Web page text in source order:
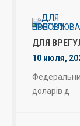
ДЛЯ
10 июля,
доларів д